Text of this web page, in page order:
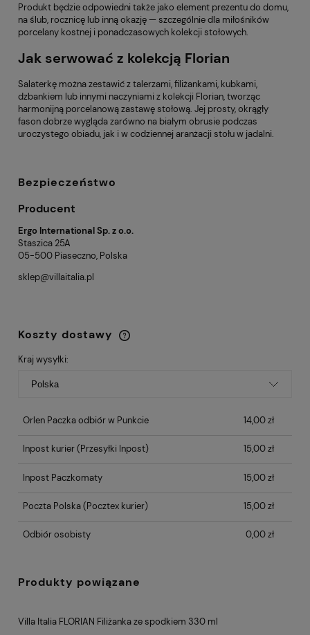
Produkt będzie odpowiedni także jako element prezentu do domu,
na ślub, rocznicę lub inną okazję — szczególnie dla miłośników
porcelany kostnej i ponadczasowych kolekcji stołowych.
Jak serwować z kolekcją Florian
Salaterkę można zestawić z talerzami, filiżankami, kubkami,
dzbankiem lub innymi naczyniami z kolekcji Florian, tworząc
harmonijną porcelanową zastawę stołową. Jej prosty, okrągły
fason dobrze wygląda zarówno na białym obrusie podczas
uroczystego obiadu, jak i w codziennej aranżacji stołu w jadalni.
Bezpieczeństwo
Producent
Ergo International Sp. z o.o.
Staszica 25A
05-500 Piaseczno, Polska
sklep@villaitalia.pl
Koszty dostawy
Cena nie zawiera ewentualnych kosztów
płatności
Kraj wysyłki:
Orlen Paczka odbiór w Punkcie 14,00 zł
Inpost kurier(Przesyłki Inpost) 15,00 zł
Inpost Paczkomaty 15,00 zł
Poczta Polska(Pocztex kurier) 15,00 zł
Odbiór osobisty 0,00 zł
Produkty powiązane
Villa Italia FLORIAN Filiżanka ze spodkiem 330 ml